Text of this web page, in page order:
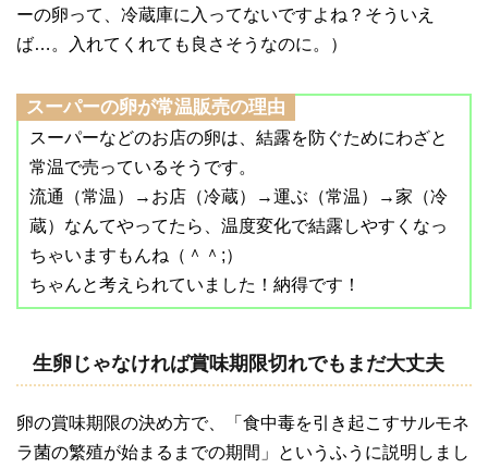
ーの卵って、冷蔵庫に入ってないですよね？そういえ
ば…。入れてくれても良さそうなのに。）
スーパーの卵が常温販売の理由
スーパーなどのお店の卵は、結露を防ぐためにわざと
常温で売っているそうです。
流通（常温）→お店（冷蔵）→運ぶ（常温）→家（冷
蔵）なんてやってたら、温度変化で結露しやすくなっ
ちゃいますもんね（＾＾;）
ちゃんと考えられていました！納得です！
生卵じゃなければ賞味期限切れでもまだ大丈夫
卵の賞味期限の決め方で、「食中毒を引き起こすサルモネ
ラ菌の繁殖が始まるまでの期間」というふうに説明しまし